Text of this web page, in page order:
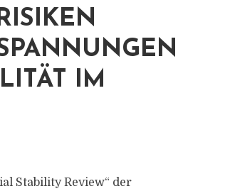
IM
Stability Review“ der